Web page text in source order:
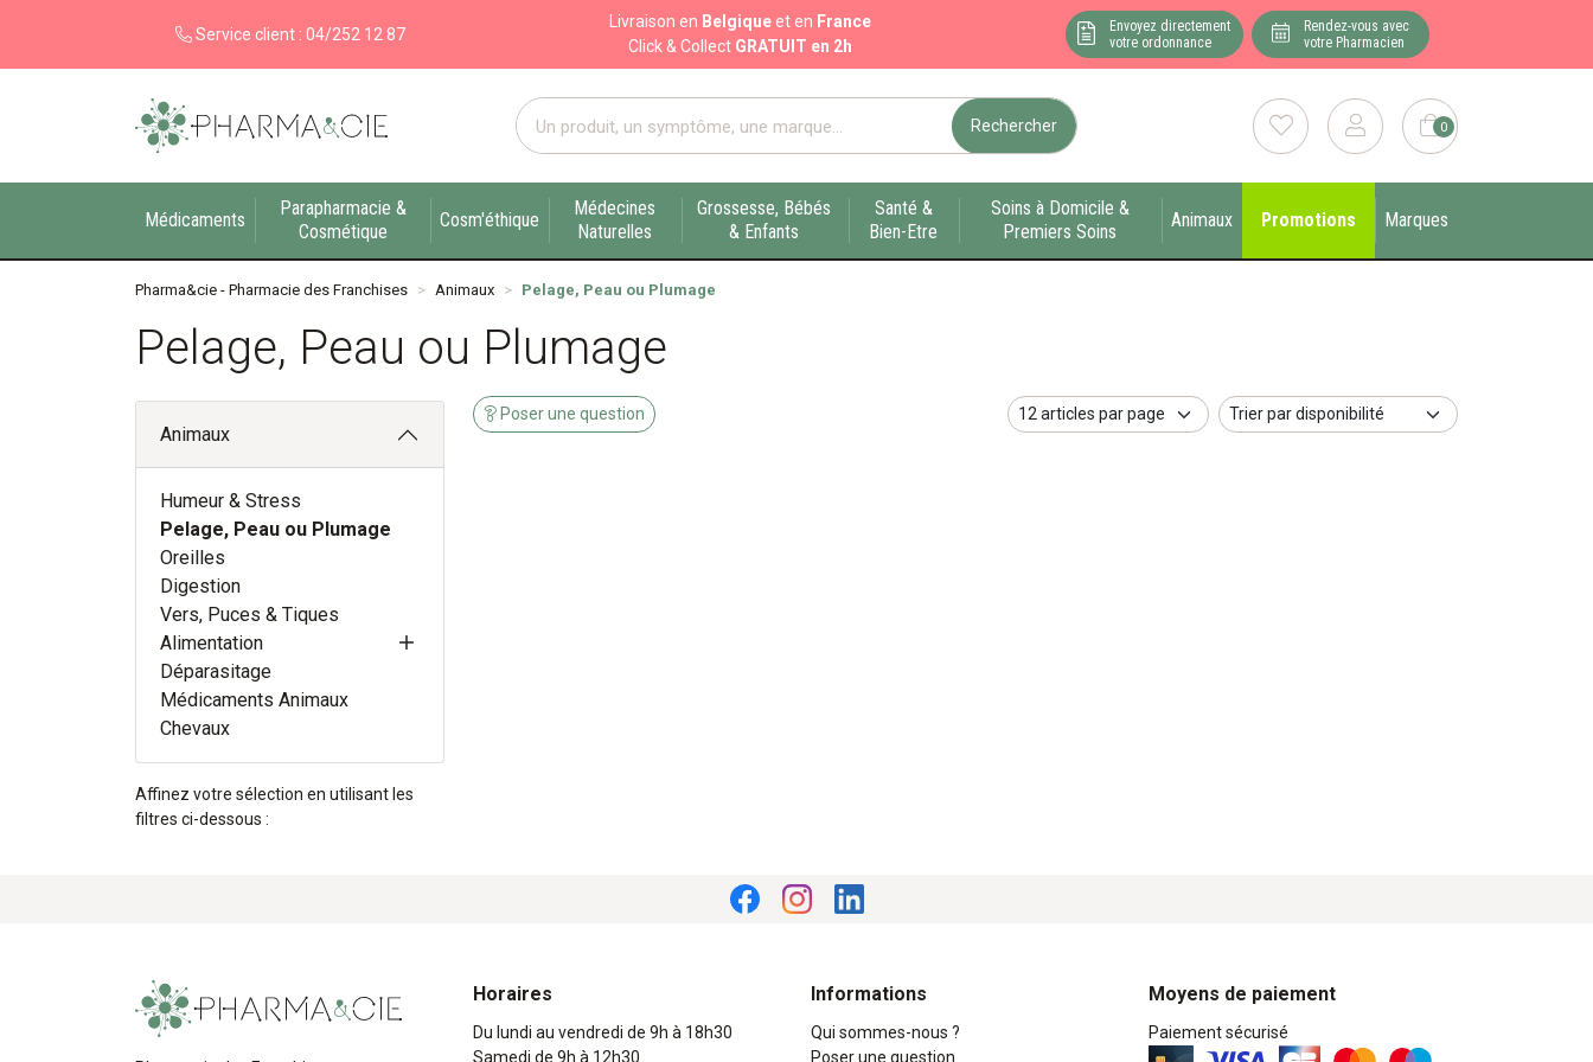
Service client : 04/252 12 87
Livraison en Belgique et en France
Click & Collect GRATUIT en 2h
Envoyez directement
votre ordonnance
Rendez-vous avec
votre Pharmacien
Pharma&cie - Pharmacie des Franchises Votre export pharmacie en ligne à votre service sur Liège 0
Rechercher
Médicaments
Parapharmacie &
Cosmétique
Cosm'éthique
Médecines
Naturelles
Grossesse, Bébés
& Enfants
Santé &
Bien-Etre
Soins à Domicile &
Premiers Soins
Animaux Promotions Marques
Pharma&cie - Pharmacie des Franchises Animaux Pelage, Peau ou Plumage
Pelage, Peau ou Plumage
Poser une question
Animaux
Humeur & Stress
Pelage, Peau ou Plumage
Oreilles
Digestion
Vers, Puces & Tiques
Alimentation
Déparasitage
Médicaments Animaux
Chevaux
Affinez votre sélection en utilisant les
filtres ci-dessous :
Horaires
Du lundi au vendredi de 9h à 18h30
Samedi de 9h à 12h30
Informations
Qui sommes-nous ?
Poser une question
Moyens de paiement
Paiement sécurisé